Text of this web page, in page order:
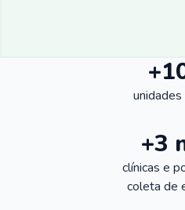
unidades
+3
clínicas e
coleta de